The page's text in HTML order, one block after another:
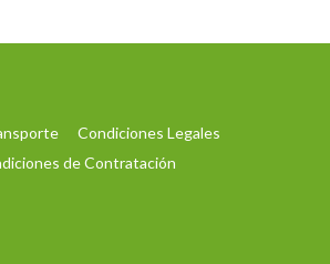
Condiciones Legales
de Contratación